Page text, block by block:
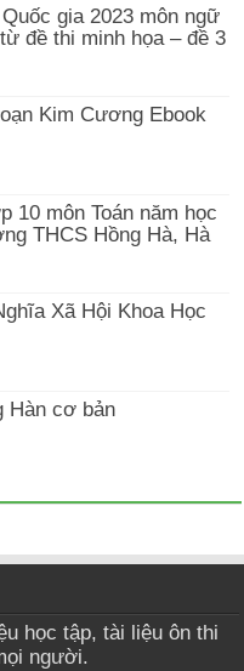
gia 2023 môn ngữ
đề thi minh họa – đề 3
Kim Cương Ebook
10 môn Toán năm học
THCS Hồng Hà, Hà
Xã Hội Khoa Học
Hàn cơ bản
học tập, tài liệu ôn thi
người.